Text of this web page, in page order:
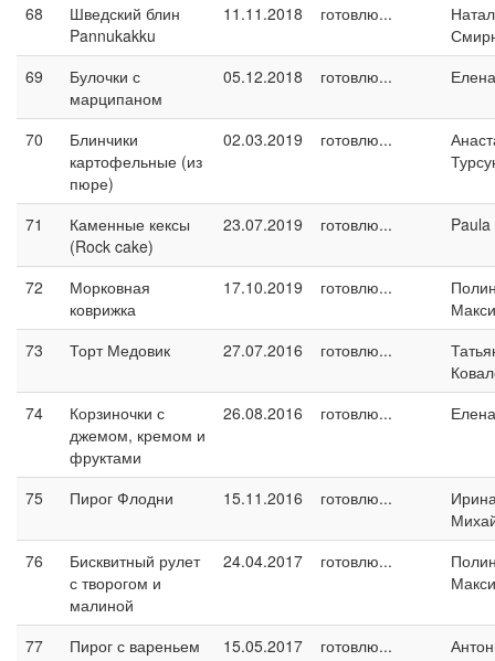
68
Шведский блин
Pannukakku
11.11.2018 готовлю...
69
Булочки с
марципаном
05.12.2018 готовлю...
70
Блинчики
картофельные (из
пюре)
02.03.2019 готовлю...
71
Каменные кексы
(Rock cake)
23.07.2019 готовлю... Paula
72
Морковная
коврижка
17.10.2019 готовлю...
73
Торт Медовик 27.07.2016 готовлю...
74
Корзиночки с
джемом, кремом и
фруктами
26.08.2016 готовлю... Елена
75 Пирог Флодни 15.11.2016 готовлю...
76
Бисквитный рулет
с творогом и
малиной
24.04.2017 готовлю...
77 Пирог с вареньем 15.05.2017 готовлю...